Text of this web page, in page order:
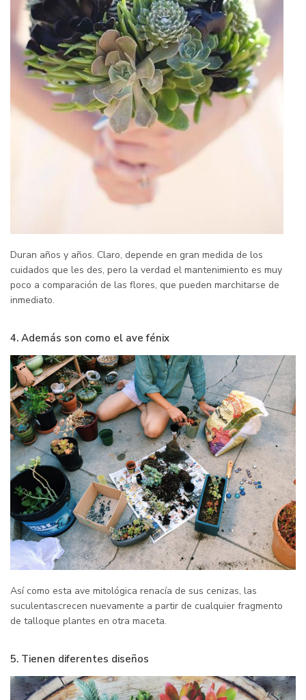
Duran años y años. Claro, depende en gran medida de los
cuidados que les des, pero la verdad el mantenimiento es muy
poco a comparación de las flores, que pueden marchitarse de
inmediato.
4. Además son como el ave fénix
Así como esta ave mitológica renacía de sus cenizas, las
suculentascrecen nuevamente a partir de cualquier fragmento
de talloque plantes en otra maceta.
5. Tienen diferentes diseños